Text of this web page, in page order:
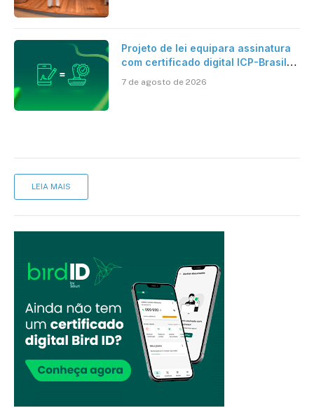
Projeto de lei equipara assinatura
com certificado digital ICP-Brasil
cartório
7 de agosto de 2026
LEIA MAIS